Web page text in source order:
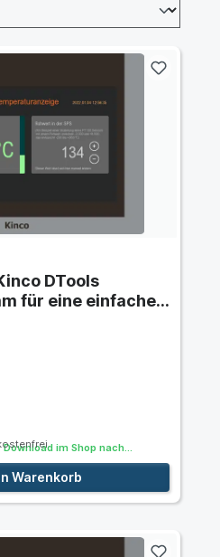
DTools
für eine einfache
im Shop nach
Warenkorb